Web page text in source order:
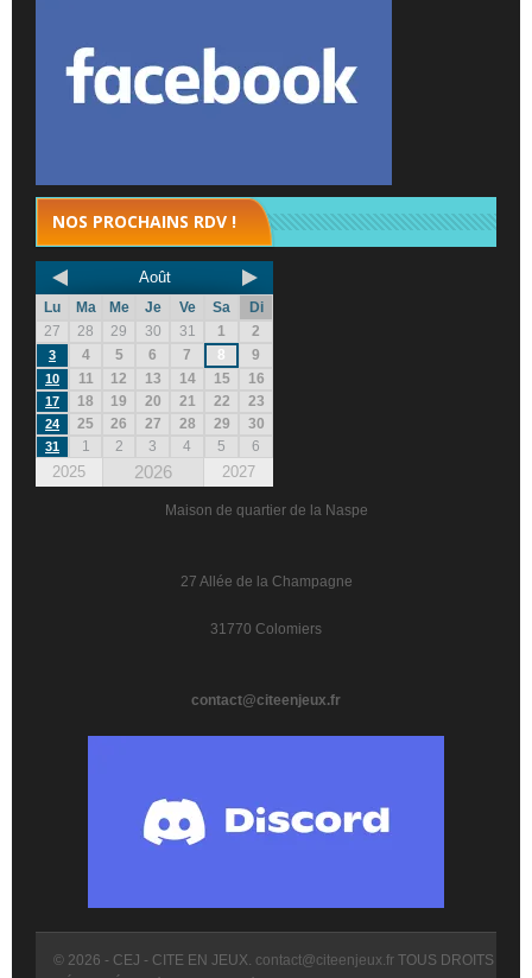
NOS PROCHAINS RDV !
Août
Lu Ma Me Je Ve Sa
Di
27
28 29 30 31 1 2
3 4 5 6 7 8 9
10 11 12 13 14 15 16
17 18 19 20 21 22 23
24 25 26 27 28 29 30
31 1 2 3 4 5 6
2025 2026 2027
Maison de quartier de la Naspe
27 Allée de la Champagne
31770 Colomiers
contact@citeenjeux.fr
© 2026 - CEJ - CITE EN JEUX. contact@citeenjeux.fr TOUS DROITS